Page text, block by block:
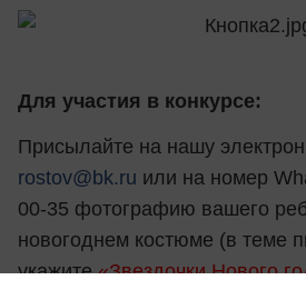
Для участия в конкурсе:
Присылайте на нашу
rostov@bk.ru или на номер
00-35 фотографию вашего
новогоднем костюме (в теме
укажите«Звездочки Нового